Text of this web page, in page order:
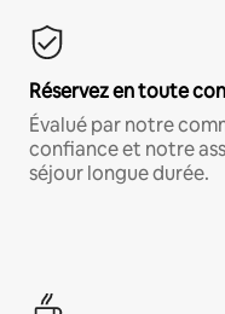
Réservez en toute
Évalué par notre
confiance et notre
séjour longue durée.